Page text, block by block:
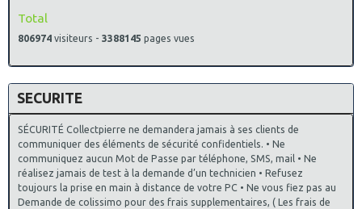
Total
806974 visiteurs - 3388145 pages vues
SECURITE
SÉCURITÉ Collectpierre ne demandera jamais à ses clients de
communiquer des éléments de sécurité confidentiels. • Ne
communiquez aucun Mot de Passe par téléphone, SMS, mail • Ne
réalisez jamais de test à la demande d’un technicien • Refusez
toujours la prise en main à distance de votre PC • Ne vous fiez pas au
Demande de colissimo pour des frais supplementaires, ( Les frais de